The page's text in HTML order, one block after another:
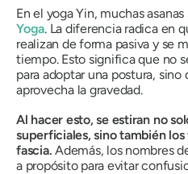
En el yoga Yin, muchasasanas
Yoga. La diferencia radica en
realizan de forma pasiva y se
tiempo. Esto significa que no
para adoptar una postura, sino
aprovecha la gravedad.
Al hacer esto, se estiran no
superficiales, sino también
fascia.Además, los nombres
a propósito para evitar